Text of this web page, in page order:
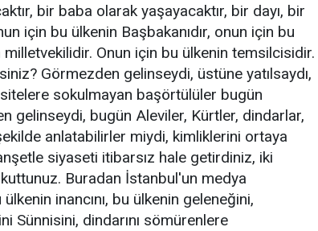
bir baba olarak yaşayacaktır, bir dayı, bir
için bu ülkenin Başbakanıdır, onun için bu
milletvekilidir. Onun için bu ülkenin temsilcisidir.
Görmezden gelinseydi, üstüne yatılsaydı,
sokulmayan başörtülüler bugün
gelinseydi, bugün Aleviler, Kürtler, dindarlar,
anlatabilirler miydi, kimliklerini ortaya
siyaseti itibarsız hale getirdiniz, iki
Buradan İstanbul'un medya
inancını, bu ülkenin geleneğini,
Sünnisini, dindarını sömürenlere